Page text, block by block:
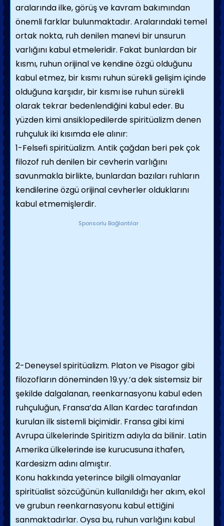
aralarında ilke, görüş ve kavram bakımından
önemli farklar bulunmaktadır. Aralarındaki temel
ortak nokta, ruh denilen manevi bir unsurun
varlığını kabul etmeleridir. Fakat bunlardan bir
kısmı, ruhun orijinal ve kendine özgü olduğunu
kabul etmez, bir kısmı ruhun sürekli gelişim içinde
olduğuna karşıdır, bir kısmı ise ruhun sürekli
olarak tekrar bedenlendiğini kabul eder. Bu
yüzden kimi ansiklopedilerde spiritüalizm denen
ruhçuluk iki kısımda ele alınır:
1-Felsefi spiritüalizm. Antik çağdan beri pek çok
filozof ruh denilen bir cevherin varlığını
savunmakla birlikte, bunlardan bazıları ruhların
kendilerine özgü orijinal cevherler olduklarını
kabul etmemişlerdir.
Sponsorlu Bağlantılar
2-Deneysel spiritüalizm. Platon ve Pisagor gibi
filozofların döneminden 19.yy.’a dek sistemsiz bir
şekilde dalgalanan, reenkarnasyonu kabul eden
ruhçuluğun, Fransa’da Allan Kardec tarafından
kurulan ilk sistemli biçimidir. Fransa gibi kimi
Avrupa ülkelerinde Spiritizm adıyla da bilinir. Latin
Amerika ülkelerinde ise kurucusuna ithafen,
Kardesizm adını almıştır.
Konu hakkında yeterince bilgili olmayanlar
spiritüalist sözcüğünün kullanıldığı her akım, ekol
ve grubun reenkarnasyonu kabul ettiğini
sanmaktadırlar. Oysa bu, ruhun varlığını kabul